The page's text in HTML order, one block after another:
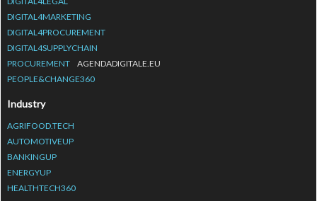
DIGITAL4MARKETING
DIGITAL4PROCUREMENT
DIGITAL4SUPPLYCHAIN
PROCUREMENT
AGENDADIGITALE.EU
PEOPLE&CHANGE360
Industry
AGRIFOOD.TECH
AUTOMOTIVEUP
BANKINGUP
ENERGYUP
HEALTHTECH360